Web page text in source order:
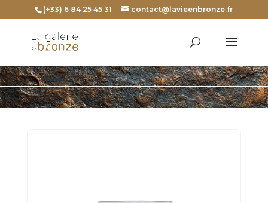
(+33) 6 84 25 45 31 contact@lavieenbronze.fr